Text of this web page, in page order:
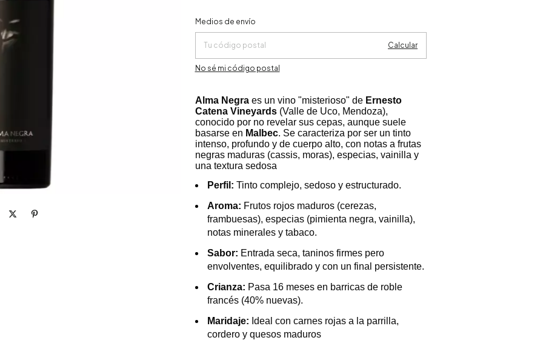
Entregas para el CP:
Medios de envío
Calcular
No sé mi código postal
Alma Negraes un vino "misterioso" de Ernesto
Catena Vineyards(Valle de Uco, Mendoza),
conocido por no revelar sus cepas, aunque suele
basarse en Malbec. Se caracteriza por ser un tinto
intenso, profundo y de cuerpo alto, con notas a frutas
negras maduras (cassis, moras), especias, vainilla y
una textura sedosa
Perfil: Tinto complejo, sedoso y estructurado.
Aroma: Frutos rojos maduros (cerezas,
frambuesas), especias (pimienta negra, vainilla),
notas minerales y tabaco.
Sabor: Entrada seca, taninos firmes pero
envolventes, equilibrado y con un final persistente.
Crianza: Pasa 16 meses en barricas de roble
francés (40% nuevas).
Maridaje: Ideal con carnes rojas a la parrilla,
cordero y quesos maduros